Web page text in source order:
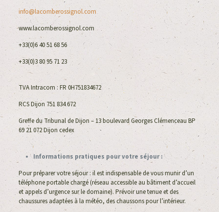
info@lacomberossignol.com
www.lacomberossignol.com
+33(0)6 40 51 68 56
+33(0)3 80 95 71 23
TVA Intracom : FR 0H751834672
RCS Dijon 751 834 672
Greffe du Tribunal de Dijon – 13 boulevard Georges Clémenceau BP
69 21 072 Dijon cedex
Informations pratiques pour votre séjour :
Pour préparer votre séjour : il est indispensable de vous munir d’un
téléphone portable chargé (réseau accessible au bâtiment d’accueil
et appels d’urgence sur le domaine). Prévoir une tenue et des
chaussures adaptées à la météo, des chaussons pour l’intérieur.